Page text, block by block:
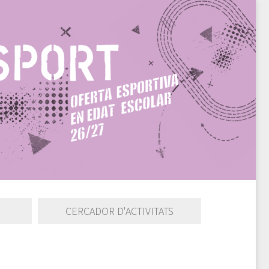
CERCADOR D'ACTIVITATS